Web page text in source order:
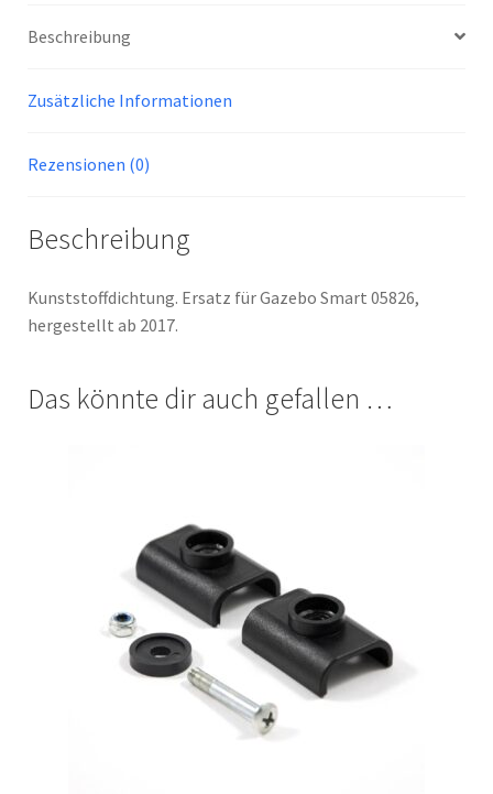
Beschreibung
Zusätzliche Informationen
Rezensionen (0)
Beschreibung
Kunststoffdichtung. Ersatz für Gazebo Smart 05826,
hergestellt ab 2017.
Das könnte dir auch gefallen …